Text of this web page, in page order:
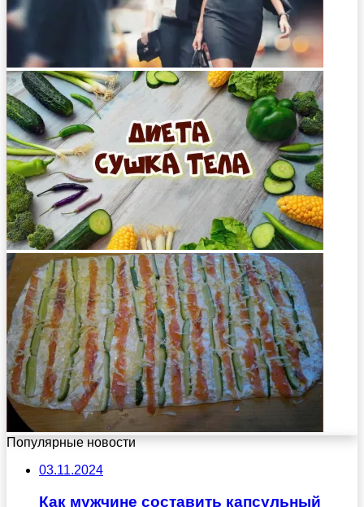
Популярные новости
03.11.2024
Как мужчине составить капсульный